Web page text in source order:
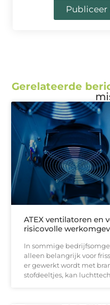
Publiceer
Gerelateerde
ATEX ventilatoren en
risicovolle
In sommige
alleen belangrijk voor
er gewerkt wordt met
stofdeeltjes, kan